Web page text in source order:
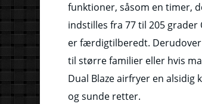
funktioner, såsom en timer,
indstilles fra 77 til 205
er færdigtilberedt.
til større familier eller hvis
Dual Blaze airfryer en
og sunde retter.